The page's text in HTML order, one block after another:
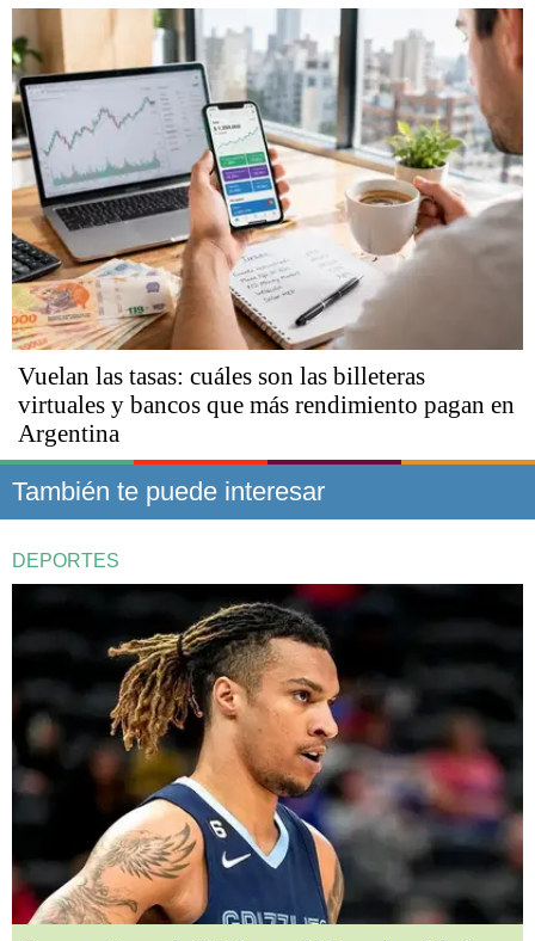
Vuelan las tasas: cuáles son las billeteras
virtuales y bancos que más rendimiento pagan en
Argentina
También te puede interesar
DEPORTES